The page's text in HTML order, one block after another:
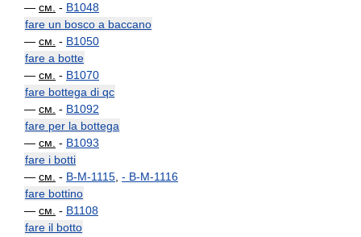
— см. - B1048
fare un bosco a baccano
— см. - B1050
fare a botte
— см. - B1070
fare bottega di qc
— см. - B1092
fare per la bottega
— см. - B1093
fare i botti
— см. - B-M-1115 - B-M-1116
fare bottino
— см. - B1108
fare il botto